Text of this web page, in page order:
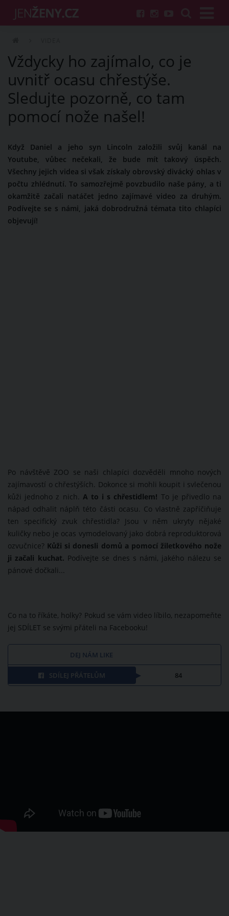
Vždycky ho zajímalo, co je
uvnitř ocasu chřestýše.
Sledujte pozorně, co tam
pomocí nože našel!
Když Daniel a jeho syn Lincoln založili svůj kanál na
Youtube, vůbec nečekali, že bude mít takový úspěch.
Všechny jejich videa si však získaly obrovský divácký ohlas v
počtu zhlédnutí. To samozřejmě povzbudilo naše pány, a ti
okamžitě začali natáčet jedno zajímavé video za druhým.
Podívejte se s námi, jaká dobrodružná témata tito chlapíci
objevují!
Po návštěvě ZOO se naši chlapíci dozvěděli mnoho nových
zajímavostí o chřestýších. Dokonce si mohli koupit i svlečenou
kůži jednoho z nich. A to i s chřestidlem! To je přivedlo na
nápad odhalit náplň této části ocasu. Co vlastně zapříčiňuje
ten specifický zvuk chřestidla? Jsou v něm ukryty nějaké
kuličky nebo je ocas vymodelovaný jako dobrá reproduktorová
ozvučnice? Kůži si donesli domů a pomocí žiletkového nože
ji začali kuchat. Podívejte se dnes s námi, jakého nálezu se
pánové dočkali...
Co na to říkáte, holky? Pokud se vám video líbilo, nezapomeňte
jej SDÍLET se svými přáteli na Facebooku!
DEJ NÁM LIKE
SDÍLEJ PŘÁTELŮM 84